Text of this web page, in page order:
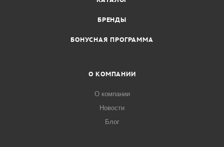
БРЕНДЫ
БОНУСНАЯ ПРОГРАММА
О КОМПАНИИ
О компании
Новости
Блог